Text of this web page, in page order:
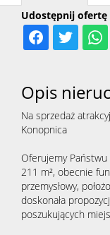
Udostępnij ofertę
Opis
Na sprzedaż
Konopnica
Oferujemy
211 m², obecnie
przemysłowy,
doskonała
poszukujących